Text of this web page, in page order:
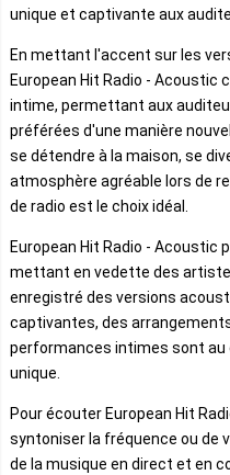
unique et captivante aux
En mettant l'accent sur les
European Hit Radio - Acoustic
intime, permettant aux
préférées d'une manière
se détendre à la maison, se
atmosphère agréable lors de
de radio est le choix idéal.
European Hit Radio - Acoustic
mettant en vedette des
enregistré des versions
captivantes, des
performances intimes sont
unique.
Pour écouter European Hit
syntoniser la fréquence ou de
de la musique en direct et en